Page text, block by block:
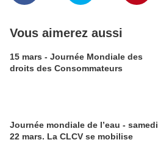
Vous aimerez aussi
15 mars - Journée Mondiale des
droits des Consommateurs
Journée mondiale de l’eau - samedi
22 mars. La CLCV se mobilise